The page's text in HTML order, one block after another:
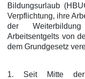
Bildungsurlaub
Verpflichtung, ihre
der
Arbeitsentgelts von
dem Grundgesetz
1. Seit Mitte der